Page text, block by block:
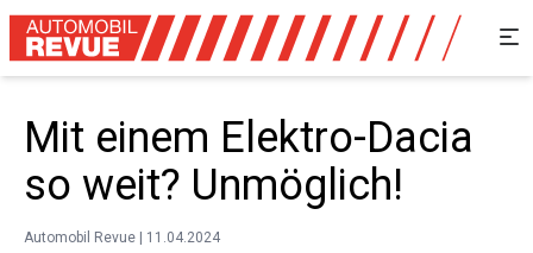
Mit einem Elektro-Dacia
so weit? Unmöglich!
Automobil Revue | 11.04.2024